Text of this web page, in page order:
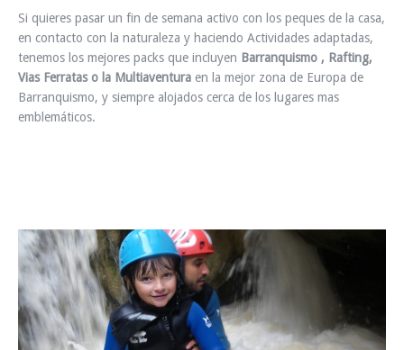
Si quieres pasar un fin de semana activo con los peques de la casa,
en contacto con la naturaleza y haciendo Actividades adaptadas,
tenemos los mejores packs que incluyen Barranquismo , Rafting,
Vias Ferratas o la Multiaventura en la mejor zona de Europa de
Barranquismo, y siempre alojados cerca de los lugares mas
emblemáticos.